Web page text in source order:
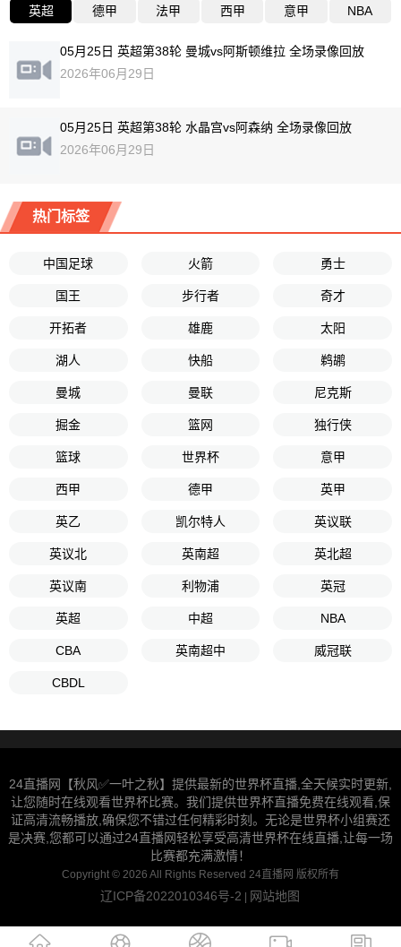
英超 德甲 法甲 西甲 意甲 NBA
05月25日 英超第38轮 曼城vs阿斯顿维拉 全场录像回放
2026年06月29日
05月25日 英超第38轮 水晶宫vs阿森纳 全场录像回放
2026年06月29日
热门标签
中国足球 火箭 勇士
国王 步行者 奇才
开拓者 雄鹿 太阳
湖人 快船 鹈鹕
曼城 曼联 尼克斯
掘金 篮网 独行侠
篮球 世界杯 意甲
西甲 德甲 英甲
英乙 凯尔特人 英议联
英议北 英南超 英北超
英议南 利物浦 英冠
英超 中超 NBA
CBA 英南超中 威冠联
CBDL
24直播网【秋风✅一叶之秋】提供最新的世界杯直播,全天候实时更新,
让您随时在线观看世界杯比赛。我们提供世界杯直播免费在线观看,保
证高清流畅播放,确保您不错过任何精彩时刻。无论是世界杯小组赛还
是决赛,您都可以通过24直播网轻松享受高清世界杯在线直播,让每一场
比赛都充满激情！
Copyright © 2026 All Rights Reserved 24直播网 版权所有
辽ICP备2022010346号-2 | 网站地图